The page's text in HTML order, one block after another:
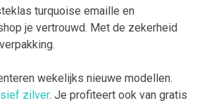
turquoise emaille en
je vertrouwd. Met de zekerheid
wekelijks nieuwe modellen.
zilver. Je profiteert ook van gratis